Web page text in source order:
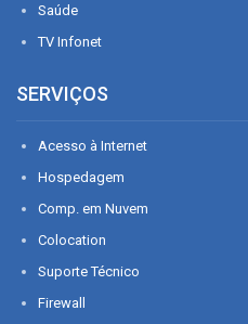
Saúde
TV Infonet
SERVIÇOS
Acesso à Internet
Hospedagem
Comp. em Nuvem
Colocation
Suporte Técnico
Firewall